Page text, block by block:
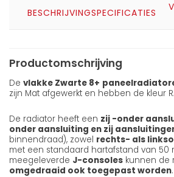
BESCHRIJVINGSPECIFICATIES
Productomschrijving
De vlakke Zwarte 8+
zijn Mat afgewerkt en hebben de kleur
De radiator heeft een zij -onder
onder aansluiting en zij
binnendraad), zowel rechts- als
met een standaard hartafstand van 50
meegeleverde J-consoles kunnen de
omgedraaid ook toegepast worden.